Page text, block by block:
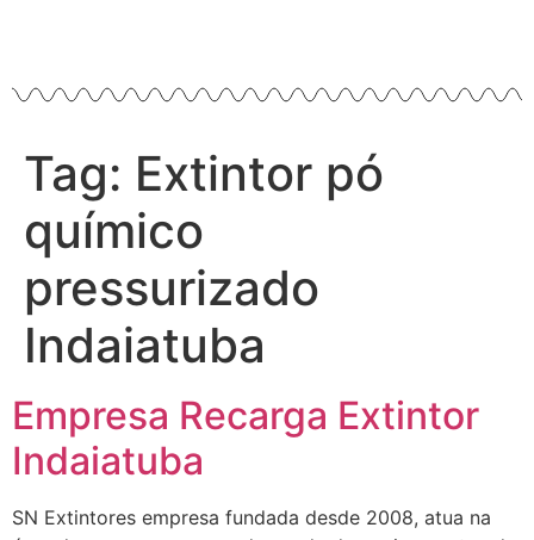
Tag: Extintor pó
químico
pressurizado
Indaiatuba
Empresa Recarga Extintor
Indaiatuba
SN Extintores empresa fundada desde 2008, atua na